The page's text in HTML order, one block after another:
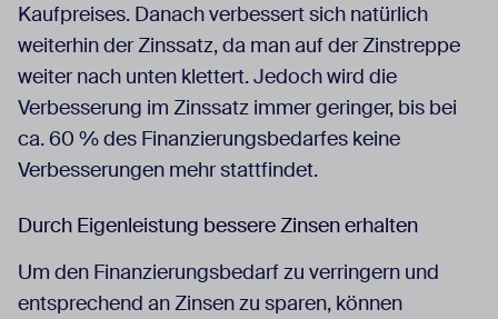
Kaufpreises. Danach verbessert sich natürlich
weiterhin der Zinssatz, da man auf der Zinstreppe
weiter nach unten klettert. Jedoch wird die
Verbesserung im Zinssatz immer geringer, bis bei
ca. 60 % des Finanzierungsbedarfes keine
Verbesserungen mehr stattfindet.
Durch Eigenleistung bessere Zinsen erhalten
Um den Finanzierungsbedarf zu verringern und
entsprechend an Zinsen zu sparen, können